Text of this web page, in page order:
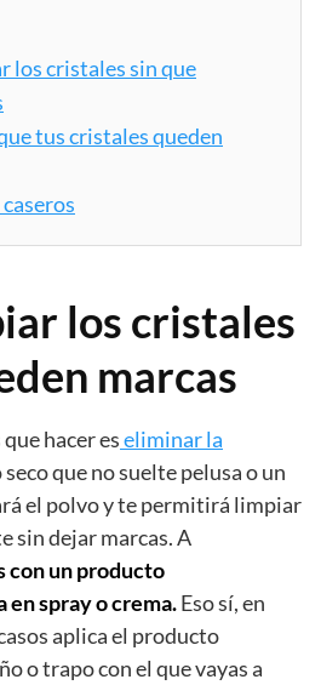
los cristales sin que
tus cristales queden
los cristales
marcas
hacer eseliminar la
que no suelte pelusa o un
el polvo y te permitirá limpiar
sin dejar marcas. A
con un producto
en spray o crema.Eso sí, en
aplica el producto
o trapo con el que vayas a